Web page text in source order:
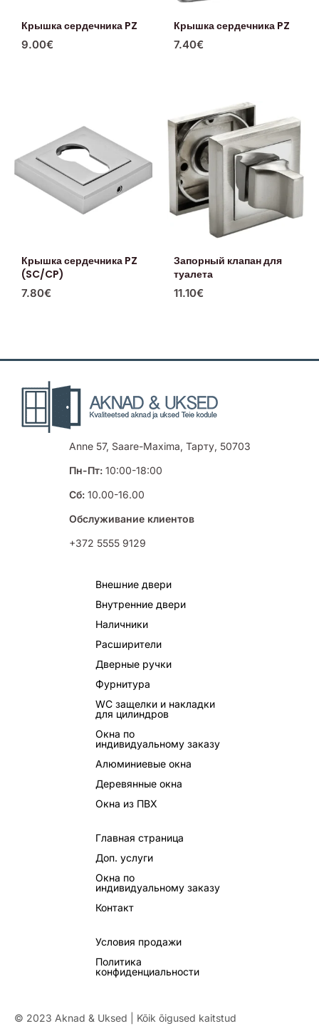
Крышка сердечника PZ
9.00€
Крышка сердечника PZ
7.40€
Крышка сердечника PZ
(SC/CP)
7.80€
Запорный клапан для
туалета
11.10€
Anne 57, Saare-Maxima, Тарту, 50703
Пн-Пт:10:00-18:00
Сб:10.00-16.00
Обслуживание клиентов
+372 5555 9129
Внешние двери
Внутренние двери
Наличники
Расширители
Дверные ручки
Фурнитура
WC защелки и накладки
для цилиндров
Окна по
индивидуальному заказу
Алюминиевые окна
Деревянные окна
Окна из ПВХ
Главная страница
Доп. услуги
Окна по
индивидуальному заказу
Контакт
Условия продажи
Политика
конфиденциальности
© 2023 Aknad & Uksed | Kõik õigused kaitstud